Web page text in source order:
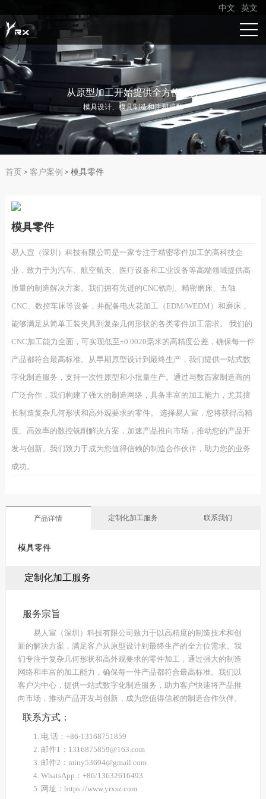
中文 英文
从原型加工开始提供全方位服务
模具设计、模具制造和注塑成型
首页 > 客户案例 > 模具零件
模具零件
易人宣（深圳）科技有限公司是一家专注于精密零件加工的高科技企
业，致力于为汽车、航空航天、医疗设备和工业设备等高端领域提供高
质量的制造解决方案。我们拥有先进的CNC铣削、精密磨床、五轴
CNC、数控车床等设备，并配备电火花加工（EDM/WEDM）和磨床，
能够满足从简单工装夹具到复杂几何形状的各类零件加工需求。 我们的
CNC加工能力全面，可实现低至±0.0020毫米的高精度公差，确保每一件
产品都符合最高标准。从早期原型设计到最终生产，我们提供一站式数
字化制造服务，支持一次性原型和小批量生产。通过与数百家制造商的
广泛合作，我们构建了强大的制造网络，具备丰富的加工能力，尤其擅
长制造复杂几何形状和高外观要求的零件。 选择易人宣，您将获得高精
度、高效率的数控铣削解决方案，加速产品推向市场，推动您的产品开
发与创新。我们致力于成为您值得信赖的制造合作伙伴，助力您的业务
成功。
产品详情 定制化加工服务 联系我们
模具零件
定制化加工服务
服务宗旨
易人宣（深圳）科技有限公司致力于以高精度的制造技术和创
新的解决方案，满足客户从原型设计到最终生产的全方位需求。我
们专注于复杂几何形状和高外观要求的零件加工，通过强大的制造
网络和丰富的加工能力，确保每一件产品都符合最高标准。我们以
客户为中心，提供一站式数字化制造服务，助力客户快速将产品推
向市场，推动产品开发与创新，成为您值得信赖的制造合作伙伴。
联系方式：
1. 电 话：+86-13168751859
2. 邮件1：1316875859@163.com
3. 邮件2：miny53694@gmail.com
4. WhatsApp：+86/13632616493
5. 网址：https://www.yrxsz.com